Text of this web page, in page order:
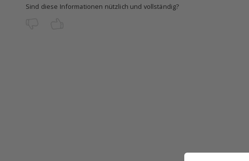
Sind diese Informationen nützlich und vollständig?